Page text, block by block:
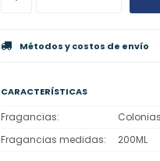
Métodos y costos de envío
CARACTERÍSTICAS
Fragancias
Fragancias medidas
200ML